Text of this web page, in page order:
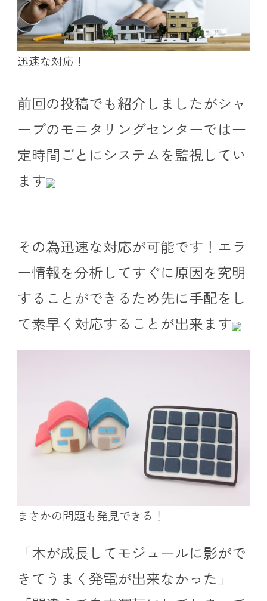
迅速な対応！
前回の投稿でも紹介しましたがシャ
ープのモニタリングセンターでは一
定時間ごとにシステムを監視してい
ます
その為迅速な対応が可能です！エラ
ー情報を分析してすぐに原因を究明
することができるため先に手配をし
て素早く対応することが出来ます
まさかの問題も発見できる！
「木が成長してモジュールに影がで
きてうまく発電が出来なかった」